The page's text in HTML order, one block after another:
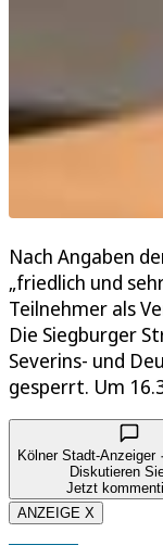
Nach Angaben
„friedlich und
Teilnehmer als
Die Siegburger
Severins- und
gesperrt. Um
Kölner Stadt-Anzeiger
Diskutieren
Jetzt
ANZEIGE X